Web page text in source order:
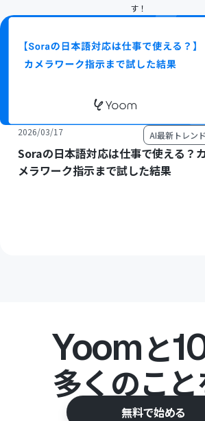
す！
2026/03/17 AI最新トレンド
Soraの日本語対応は仕事で使える？カ
メラワーク指示まで試した結果
Yoomと
多くのこと
無料で始める